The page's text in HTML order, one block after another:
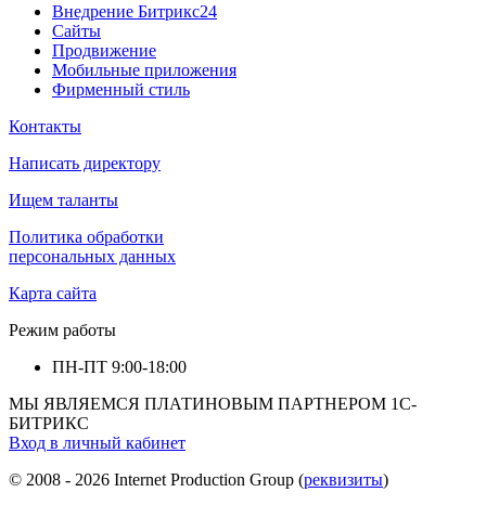
Внедрение Битрикс24
Сайты
Продвижение
Мобильные приложения
Фирменный стиль
Контакты
Написать директору
Ищем таланты
Политика обработки
персональных данных
Карта сайта
Режим работы
ПН-ПТ 9:00-18:00
МЫ ЯВЛЯЕМСЯ ПЛАТИНОВЫМ ПАРТНЕРОМ 1С-
БИТРИКС
Вход в личный кабинет
© 2008 - 2026 Internet Production Group (реквизиты)